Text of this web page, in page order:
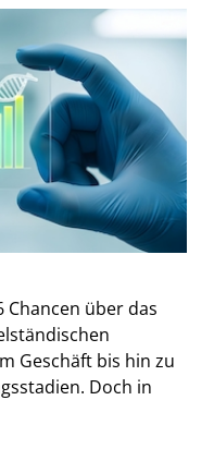
Chancen über das
Geschäft bis hin zu
Doch in